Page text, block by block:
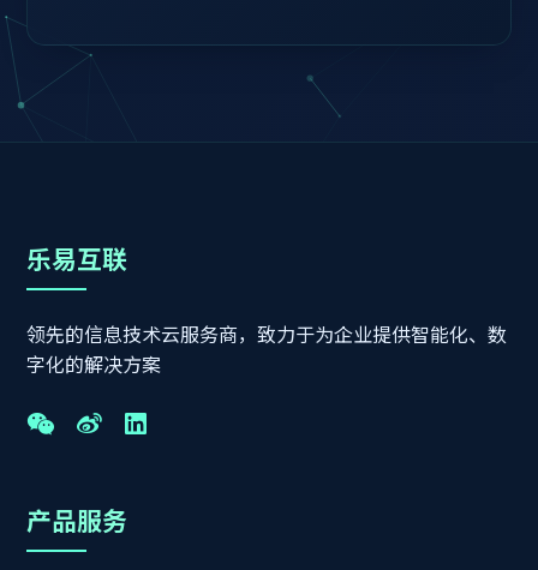
乐易互联
领先的信息技术云服务商，致力于为企业提供智能化、数
字化的解决方案
产品服务